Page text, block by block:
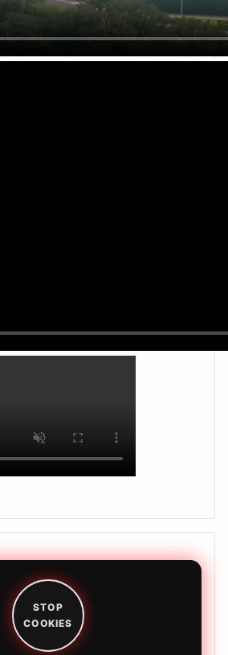
STOP
COOKIES